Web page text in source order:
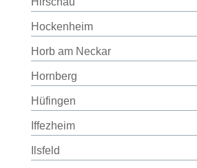
Hockenheim
Horb am Neckar
Hornberg
Hüfingen
Iffezheim
Ilsfeld